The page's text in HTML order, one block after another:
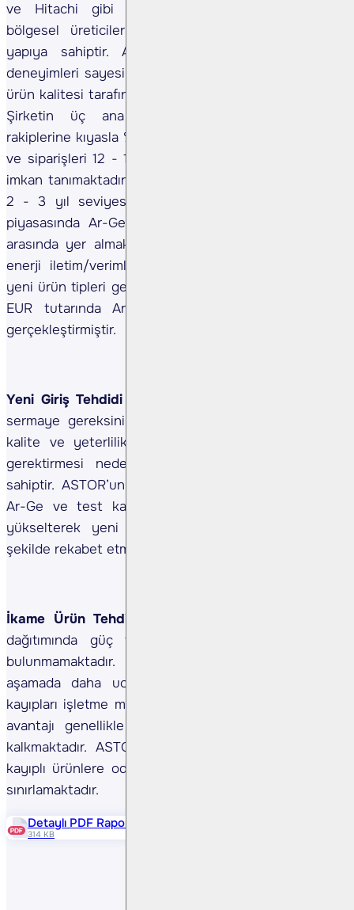
ve Hitachi gibi küresel oyuncuların yanı sıra
bölgesel üreticilerin de yer aldığı rekabetçi bir
yapıya sahiptir. Ancak ASTOR’un güçlü Ar-Ge
deneyimleri sayesinde teslimat süresi, fiyatlama ve
ürün kalitesi tarafında belirgin şekilde ayrışmaktadır.
Şirketin üç ana ürün grubuna odaklanması,
rakiplerine kıyasla %10 - 15 fiyat avantajı sunmasına
ve siparişleri 12 - 14 ay içinde teslim edebilmesine
imkan tanımaktadır (birçok rakipte bu süre yaklaşık
2 - 3 yıl seviyesindedir). Ayrıca ASTOR, Türkiye
piyasasında Ar-Ge harcaması en yüksek şirketler
arasında yer almakta olup, ürün performansını (ör.
enerji iletim/verimlilik performansı) iyileştirmek ve
yeni ürün tipleri geliştirmek amacıyla yaklaşık 15 mn
EUR tutarında Ar-Ge ve test altyapısı yatırımı
gerçekleştirmiştir.
Yeni Giriş Tehdidi (Düşük) –
sermaye gereksinimi, ileri teknik bilgi ihtiyacı, sıkı
kalite ve yeterlilik şartları ile özel test altyapısı
gerektirmesi nedeniyle yüksek giriş engellerine
sahiptir. ASTOR’un ölçek avantajı ile bünyesindeki
Ar-Ge ve test kabiliyetleri bu engelleri daha da
yükselterek yeni oyuncuların pazara girip etkin
şekilde rekabet etmesini zorlaştırmaktadır.
İkame Ürün Tehdidi (Düşük) –
dağıtımında güç trafolarının gerçek bir ikamesi
bulunmamaktadır. Daha düşük kaliteli trafolar ilk
aşamada daha ucuz görünse de, yüksek enerji
kayıpları işletme maliyetlerini artırmakta ve bu fiyat
avantajı genellikle yaklaşık 3 yıl içinde ortadan
kalkmaktadır. ASTOR’un yüksek verimli ve düşük
kayıplı ürünlere odaklanması, ikame riskini daha da
sınırlamaktadır.
Detaylı PDF Raporu
314 KB